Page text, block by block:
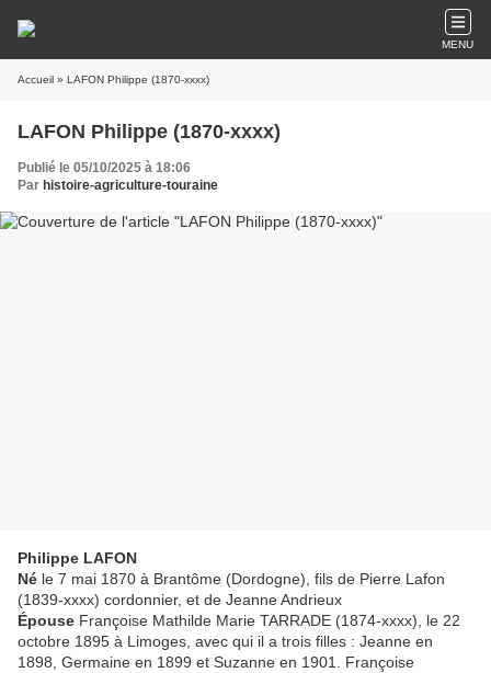
MENU
Accueil » LAFON Philippe (1870-xxxx)
LAFON Philippe (1870-xxxx)
Publié le 05/10/2025 à 18:06
Par histoire-agriculture-touraine
Philippe LAFON
Né le 7 mai 1870 à Brantôme (Dordogne), fils de Pierre Lafon
(1839-xxxx) cordonnier, et de Jeanne Andrieux
Épouse Françoise Mathilde Marie TARRADE (1874-xxxx), le 22
octobre 1895 à Limoges, avec qui il a trois filles : Jeanne en
1898, Germaine en 1899 et Suzanne en 1901. Françoise